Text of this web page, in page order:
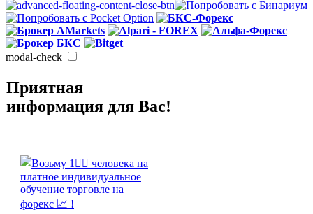
modal-check
Приятная
информация для Вас!